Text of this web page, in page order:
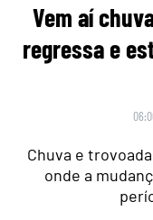
Vem aí
regressa e
Chuva e
onde a